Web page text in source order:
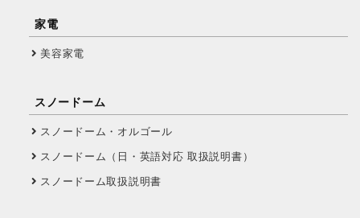
家電
美容家電
スノードーム
スノードーム・オルゴール
スノードーム（日・英語対応 取扱説明書）
スノードーム取扱説明書